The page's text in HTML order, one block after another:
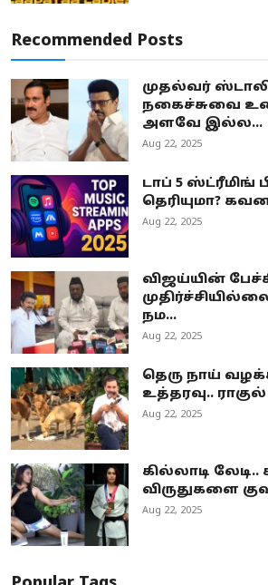
Recommended Posts
முதல்வர்
நகைச்சுவை
அளவே இல்ல...
Aug 22, 2025
டாப் 5 ஸ்ட்ரீமிங்
தெரியுமா?
Aug 22, 2025
விஜய்யின்
நம...
Aug 22, 2025
தெரு நாய்
உத்தரவு..
Aug 22, 2025
கில்லாடி
விருதுகளை
Aug 22, 2025